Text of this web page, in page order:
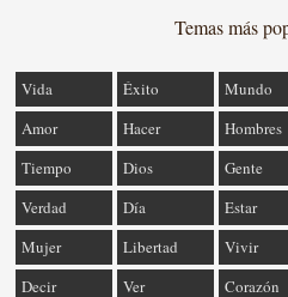
Temas más
Vida Éxito Mundo
Amor
Hacer Hombres
Tiempo
Dios Gente
Verdad
Día Estar
Mujer
Libertad Vivir
Decir
Ver Corazón